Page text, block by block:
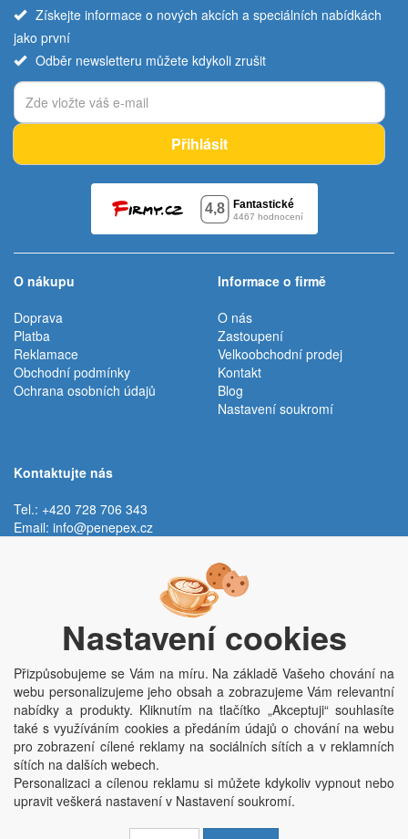
Získejte informace o nových akcích a speciálních nabídkách
jako první
Odběr newsletteru můžete kdykoli zrušit
Přihlásit
O nákupu
Doprava
Platba
Reklamace
Obchodní podmínky
Ochrana osobních údajů
Informace o firmě
O nás
Zastoupení
Velkoobchodní prodej
Kontakt
Blog
Nastavení soukromí
Kontaktujte nás
Tel.: +420 728 706 343
Email: info@penepex.cz
Trávník 2076, 686 03 Staré Město
Copyright © Penepex s.r.o. 2025, powered byABRA E-shop
Penepex s.r.o., Za Špicí 1798, 686 03 Staré Město; IČO: 03220923; DIČ:
CZ03220923; zápis do obchodního rejstříku dne 22. 7. 2014, krajský soud v
Brně oddíl C, vložka 84002
Nastavení cookies
Přizpůsobujeme se Vám na míru. Na základě Vašeho chování na
webu personalizujeme jeho obsah a zobrazujeme Vám relevantní
nabídky a produkty. Kliknutím na tlačítko „Akceptuji“ souhlasíte
také s využíváním cookies a předáním údajů o chování na webu
pro zobrazení cílené reklamy na sociálních sítích a v reklamních
sítích na dalších webech.
Personalizaci a cílenou reklamu si můžete kdykoliv vypnout nebo
upravit veškerá nastavení v Nastavení soukromí.